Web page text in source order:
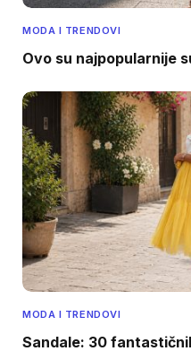
MODA I TRENDOVI
Ovo su najpopularnije
MODA I TRENDOVI
Sandale: 30